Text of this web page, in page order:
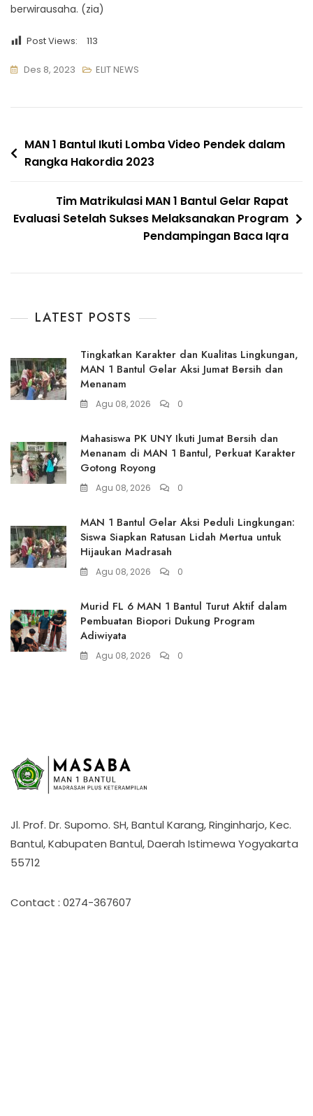
berwirausaha. (zia)
Post Views: 113
Des 8, 2023 ELIT NEWS
Navigasi
pos
MAN 1 Bantul Ikuti Lomba Video Pendek dalam
Rangka Hakordia 2023
Tim Matrikulasi MAN 1 Bantul Gelar Rapat
Evaluasi Setelah Sukses Melaksanakan Program
Pendampingan Baca Iqra
LATEST POSTS
Tingkatkan Karakter dan Kualitas Lingkungan,
MAN 1 Bantul Gelar Aksi Jumat Bersih dan
Menanam
Agu 08, 2026 0
Mahasiswa PK UNY Ikuti Jumat Bersih dan
Menanam di MAN 1 Bantul, Perkuat Karakter
Gotong Royong
Agu 08, 2026 0
MAN 1 Bantul Gelar Aksi Peduli Lingkungan:
Siswa Siapkan Ratusan Lidah Mertua untuk
Hijaukan Madrasah
Agu 08, 2026 0
Murid FL 6 MAN 1 Bantul Turut Aktif dalam
Pembuatan Biopori Dukung Program
Adiwiyata
Agu 08, 2026 0
Jl. Prof. Dr. Supomo. SH, Bantul Karang, Ringinharjo, Kec.
Bantul, Kabupaten Bantul, Daerah Istimewa Yogyakarta
55712
Contact : 0274-367607